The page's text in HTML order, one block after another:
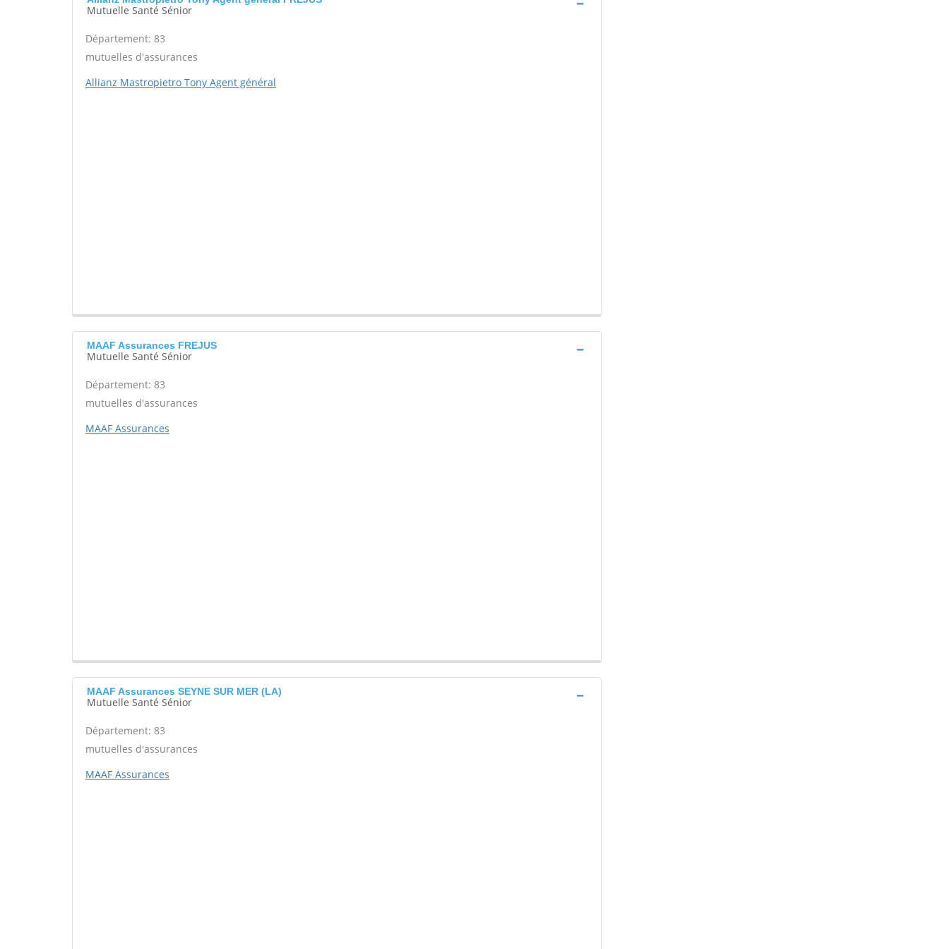
Mutuelle Santé Sénior
Département: 83
mutuelles d'assurances
Allianz Mastropietro Tony Agent général
MAAF Assurances FREJUS
Mutuelle Santé Sénior
Département: 83
mutuelles d'assurances
MAAF Assurances
MAAF Assurances SEYNE SUR MER (LA)
Mutuelle Santé Sénior
Département: 83
mutuelles d'assurances
MAAF Assurances